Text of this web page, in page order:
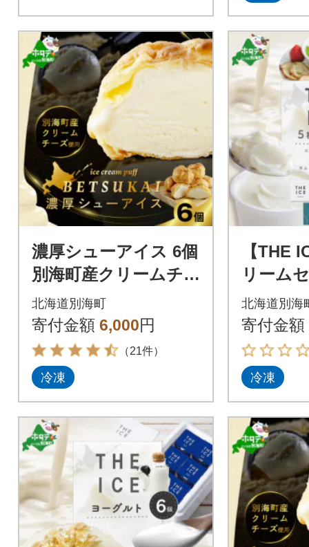
濃厚シューアイス 6個
別海町産クリームチー
ズ贅沢使用 冷たいシ
ュークリーム 北海道
スイーツ
北海道別海町
寄付金額 6,000円
（21件）
冷凍
【THE
リーム
比べ 5
厳選さ
を使用
北海道別海
寄付金額
冷凍